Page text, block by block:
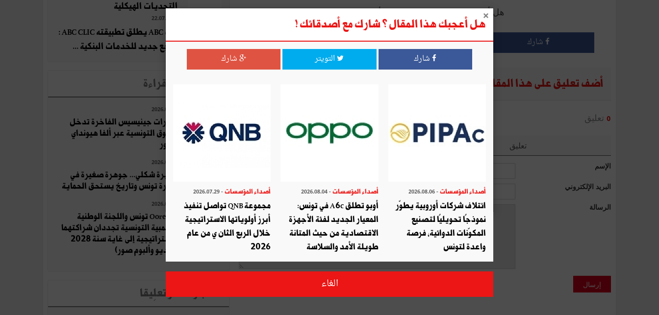
هل أعجبك هذا المقال ؟ شارك مع أصدقائك !
شارك التويتر شارك
أضف تعليق على هذا المقال
0 تعليق
اكتب تعليق تعليق
الإسم
البريد الإلكتروني
الرسالة
إرسال
التحديات الهيكلية
22.07.2026
بنك ABC يطلق تطبيقته ABC CLIC :
مرجع جديد للخدمات البنكية ...
الأخبار الأكثر قراءة
2026.07.21
سيارات جينيسيس الفاخرة تدخل
السوق التونسية عبر ألفا هيونداي
موتور
2026.07.21
جزيرة شكلي... جوهرة صغيرة في
بحيرة تونس وتاريخ يستحق الحماية
2026.07.22
Ooredoo تونس واللجنة الوطنية
الأولمبية التونسية تجددان شراكتهما
الاستراتيجية إلى غاية سنة 2028
(فيديو وألبوم صور)
الأخبار الأكثر تعلِيقا
هل أعجبك هذا المقال ؟ شارك مع أصدقائك !
شارك التويتر شارك
أصداء المؤسسات - 2026.08.06
ائتلاف شركات أوروبية يطوّر
نموذجًا تحويليًا لتصنيع
المكوّنات الدوائية، فرصة
واعدة لتونس
أصداء المؤسسات - 2026.08.04
أوبو تطلق A6c في تونس:
المعيار الجديد لفئة الأجهزة
الاقتصادية من حيث المتانة
طويلة الأمد والسلاسة
أصداء المؤسسات- 2026.07.29
مجموعة QNB تواصل تنفيذ
أبرز أولوياتها الاستراتيجية
خلال الربع الثان ي من عام
2026
الغاء